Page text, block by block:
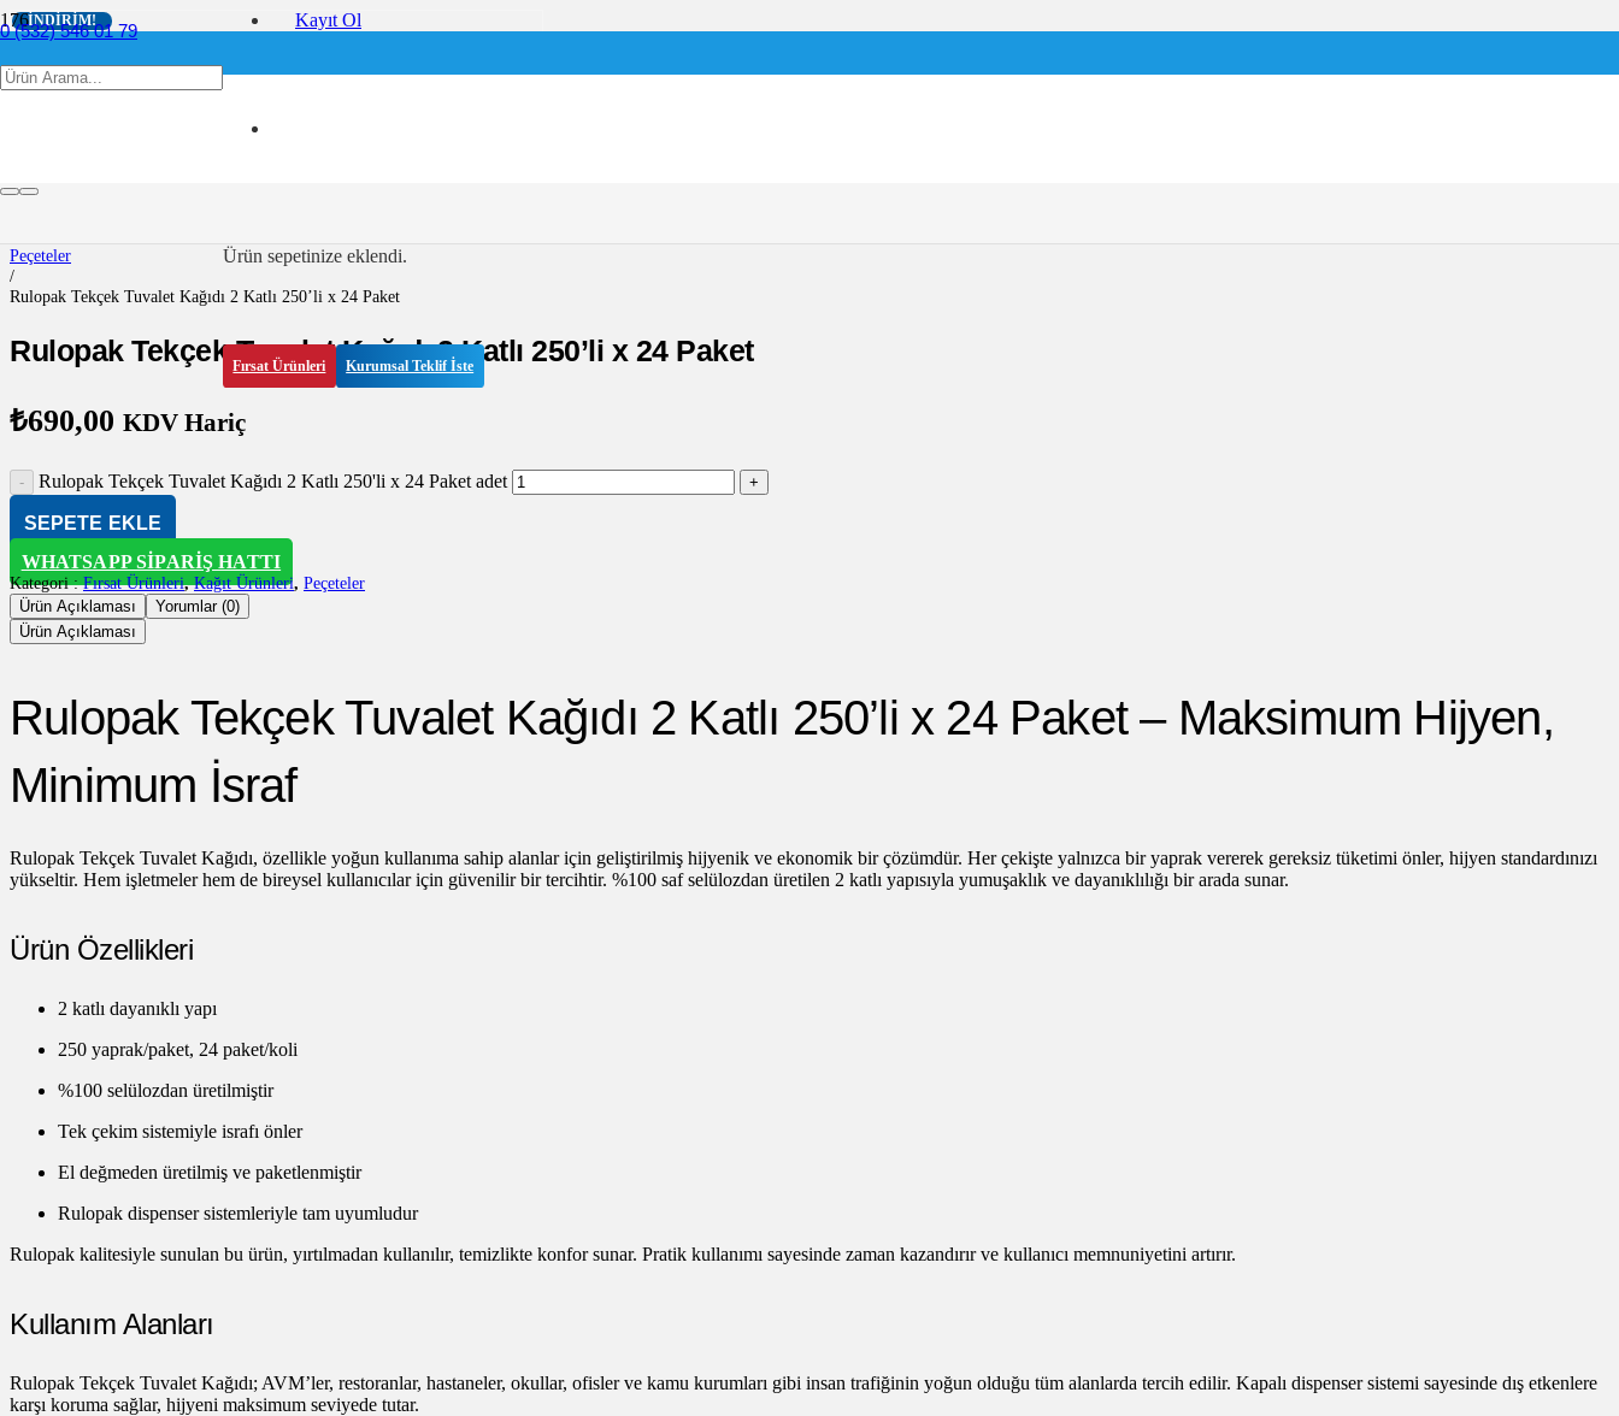
0 (532) 546 01 79
info@ofis360.com
Kayıt Ol
Ürün sepetinize eklendi.
Fırsat Ürünleri Kurumsal Teklif İste
/
Peçeteler
/
Rulopak Tekçek Tuvalet Kağıdı 2 Katlı 250’li x 24 Paket
Rulopak Tekçek Tuvalet Kağıdı 2 Katlı 250’li x 24 Paket
₺690,00 KDV Hariç
Rulopak Tekçek Tuvalet Kağıdı 2 Katlı 250'li x 24 Paket adet
SEPETE EKLE
WHATSAPP SIPARIŞ HATTI
Kategori :Fırsat Ürünleri,Kağıt Ürünleri, Peçeteler
Ürün Açıklaması
Yorumlar (0)
Ürün Açıklaması
Rulopak Tekçek Tuvalet Kağıdı 2 Katlı 250’li x 24 Paket – Maksimum Hijyen,
Minimum İsraf
Rulopak Tekçek Tuvalet Kağıdı, özellikle yoğun kullanıma sahip alanlar için geliştirilmiş hijyenik ve ekonomik bir çözümdür. Her çekişte yalnızca bir yaprak vererek gereksiz tüketimi önler, hijyen standardınızı
yükseltir. Hem işletmeler hem de bireysel kullanıcılar için güvenilir bir tercihtir. %100 saf selülozdan üretilen 2 katlı yapısıyla yumuşaklık ve dayanıklılığı bir arada sunar.
Ürün Özellikleri
2 katlı dayanıklı yapı
250 yaprak/paket, 24 paket/koli
%100 selülozdan üretilmiştir
Tek çekim sistemiyle israfı önler
El değmeden üretilmiş ve paketlenmiştir
Rulopak dispenser sistemleriyle tam uyumludur
Rulopak kalitesiyle sunulan bu ürün, yırtılmadan kullanılır, temizlikte konfor sunar. Pratik kullanımı sayesinde zaman kazandırır ve kullanıcı memnuniyetini artırır.
Kullanım Alanları
Rulopak Tekçek Tuvalet Kağıdı; AVM’ler, restoranlar, hastaneler, okullar, ofisler ve kamu kurumları gibi insan trafiğinin yoğun olduğu tüm alanlarda tercih edilir. Kapalı dispenser sistemi sayesinde dış etkenlere
karşı koruma sağlar, hijyeni maksimum seviyede tutar.
İNDIRIM!